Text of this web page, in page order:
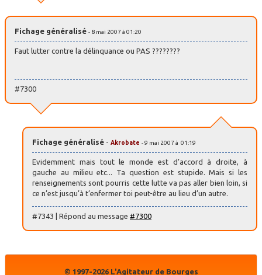
Fichage généralisé - 8 mai 2007 à 01:20
Faut lutter contre la délinquance ou PAS ????????
#7300
Fichage généralisé - Akrobate - 9 mai 2007 à 01:19
Evidemment mais tout le monde est d’accord à droite, à
gauche au milieu etc... Ta question est stupide. Mais si les
renseignements sont pourris cette lutte va pas aller bien loin, si
ce n’est jusqu’à t’enfermer toi peut-être au lieu d’un autre.
#7343 | Répond au message #7300
© 1997-2026 L'Agitateur de Bourges